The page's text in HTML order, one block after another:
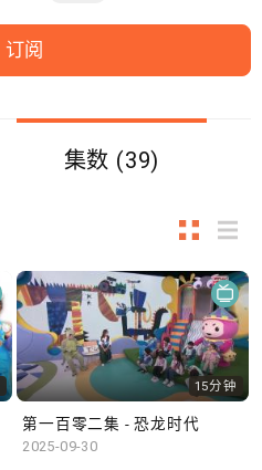
订阅
集数 (39)
15分钟
第一百零二集 - 恐龙时代
2025-09-30